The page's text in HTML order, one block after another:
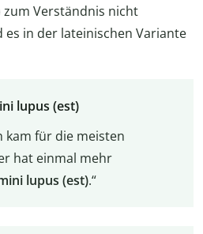
zum Verständnis nicht
in der lateinischen Variante
lupus (est)
kam für die meisten
hat einmal mehr
lupus (est).“